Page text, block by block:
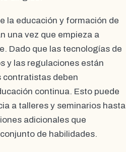
la educación y formación de
una vez que empieza a
Dado que las tecnologías de
y las regulaciones están
contratistas deben
continua. Esto puede
a talleres y seminarios hasta
adicionales que
de habilidades.